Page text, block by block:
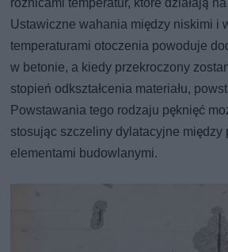
Ustawiczne wahania między niskimi i
temperaturami otoczenia powoduje
w betonie, a kiedy przekroczony
stopień odkształcenia materiału,
Powstawania tego rodzaju pęknięć
stosując szczeliny dylatacyjne między
elementami budowlanymi.